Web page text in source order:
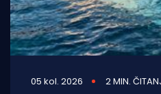
05 kol. 2026 2 MIN.